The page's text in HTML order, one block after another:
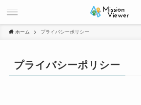
ホーム プライバシーポリシー
プライバシーポリシー